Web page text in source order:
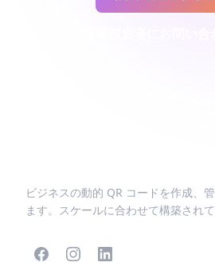
ビジネスの動的 QR コードを作成、
ます。スケールに合わせて構築されて